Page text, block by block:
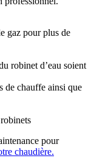
gaz pour plus de
robinet d’eau soient
de chauffe ainsi que
pour
chaudière.